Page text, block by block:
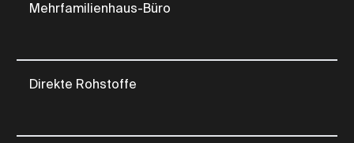
Mehrfamilienhaus-Büro
Direkte Rohstoffe